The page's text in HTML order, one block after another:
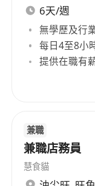
6天/週
無學歷及行
每日4至8小
提供在職有
兼職
兼職店務員
慧食貓